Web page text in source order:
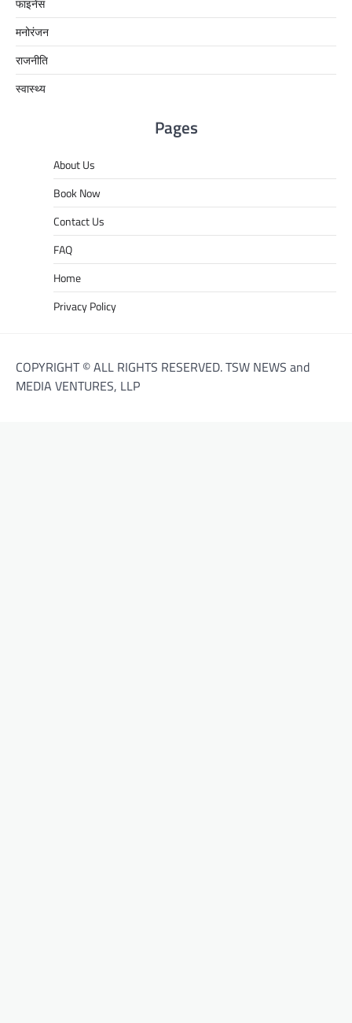
फाइनेंस
मनोरंजन
राजनीति
स्वास्थ्य
Pages
About Us
Book Now
Contact Us
FAQ
Home
Privacy Policy
COPYRIGHT © ALL RIGHTS RESERVED. TSW NEWS and
MEDIA VENTURES, LLP